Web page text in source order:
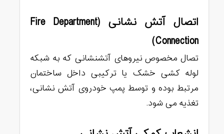
اتصال آتش نشانی (Fire Department
Connection)
تصال مخصوص نیروهای آتشنشانی که به شبکه
لوله کشی خشک یا ترکیبی داخل ساختمان
مرتبط بوده و توسط پمپ خودروی آتش نشانی،
تغذیه می شود.